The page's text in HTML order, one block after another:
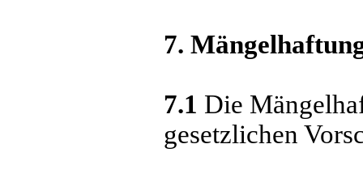
7.
7.1 Die
gesetzlichen